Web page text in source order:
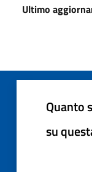
Ultimo
Quanto
su